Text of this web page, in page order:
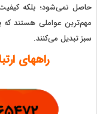
حاصل نمی‌شود؛ بلکه
مهم‌ترین عواملی هستند
سبز تبدیل می‌کنند.
راههای